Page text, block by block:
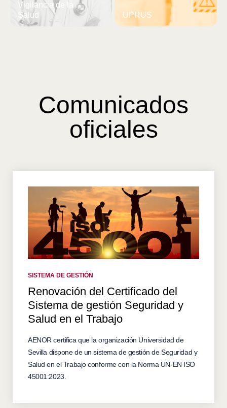
Vigilancia de la
Salud
UPRUS
Comunicados
oficiales
SISTEMA DE GESTIÓN
Renovación del Certificado del
Sistema de gestión Seguridad y
Salud en el Trabajo
AENOR certifica que la organización Universidad de
Sevilla dispone de un sistema de gestión de Seguridad y
Salud en el Trabajo conforme con la Norma UN-EN ISO
45001:2023.